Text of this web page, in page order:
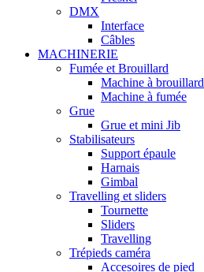
DMX
Interface
Câbles
MACHINERIE
Fumée et Brouillard
Machine à brouillard
Machine à fumée
Grue
Grue et mini Jib
Stabilisateurs
Support épaule
Harnais
Gimbal
Travelling et sliders
Tournette
Sliders
Travelling
Trépieds caméra
Accesoires de pied